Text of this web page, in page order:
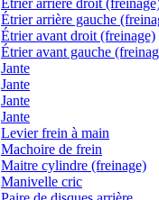
Étrier arrière droit
Étrier arrière gauche
Étrier avant droit (freinage)
Étrier avant gauche
Jante
Jante
Jante
Jante
Levier frein à main
Machoire de frein
Maitre cylindre (freinage)
Manivelle cric